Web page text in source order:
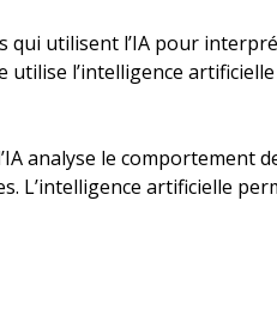
qui utilisent l’IA pour
l’intelligence
analyse le comportement
L’intelligence artificielle